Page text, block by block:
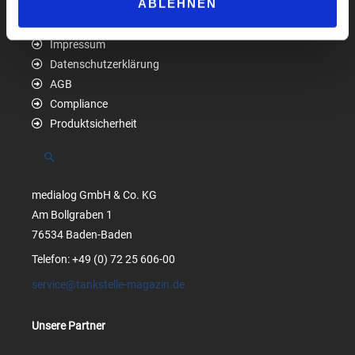
ABLEHNEN
Impressum
Datenschutzerklärung
AGB
Compliance
Produktsicherheit
Suchen
medialog GmbH & Co. KG
Am Bollgraben 1
76534 Baden-Baden
Telefon: +49 (0) 72 25 606-00
service@tankstelle-magazin.de
Unsere Partner